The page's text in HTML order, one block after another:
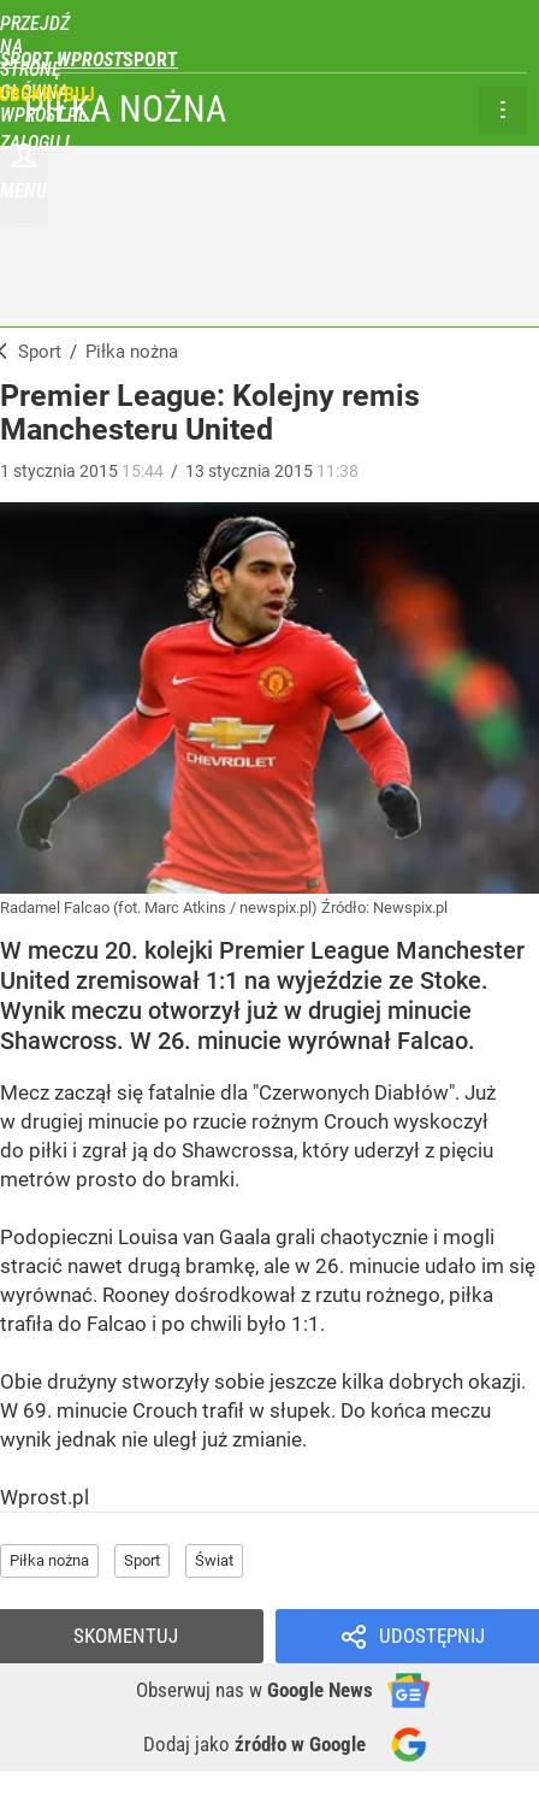
PRZEJDŹ
NA
STRONĘ
GŁÓWNĄ
WPROST.PL
SPORT WPROST
ZALOGUJ
PIŁKA NOŻNA
Sport / Piłka nożna
Premier League: Kolejny remis
Manchesteru United
1 stycznia 2015 15:44 / 13 stycznia 2015 11:38
Radamel Falcao (fot. Marc Atkins / newspix.pl) Źródło: Newspix.pl
W meczu 20. kolejki Premier League Manchester
United zremisował 1:1 na wyjeździe ze Stoke.
Wynik meczu otworzył już w drugiej minucie
Shawcross. W 26. minucie wyrównał Falcao.
Mecz zaczął się fatalnie dla "Czerwonych Diabłów". Już
w drugiej minucie po rzucie rożnym Crouch wyskoczył
do piłki i zgrał ją do Shawcrossa, który uderzył z pięciu
metrów prosto do bramki.
Podopieczni Louisa van Gaala grali chaotycznie i mogli
stracić nawet drugą bramkę, ale w 26. minucie udało im się
wyrównać. Rooney dośrodkował z rzutu rożnego, piłka
trafiła do Falcao i po chwili było 1:1.
Obie drużyny stworzyły sobie jeszcze kilka dobrych okazji.
W 69. minucie Crouch trafił w słupek. Do końca meczu
wynik jednak nie uległ już zmianie.
Wprost.pl
Piłka nożna Sport Świat
UDOSTĘPNIJ
Obserwuj nas w Google News
Dodaj jako źródło w Google
SKOMENTUJ